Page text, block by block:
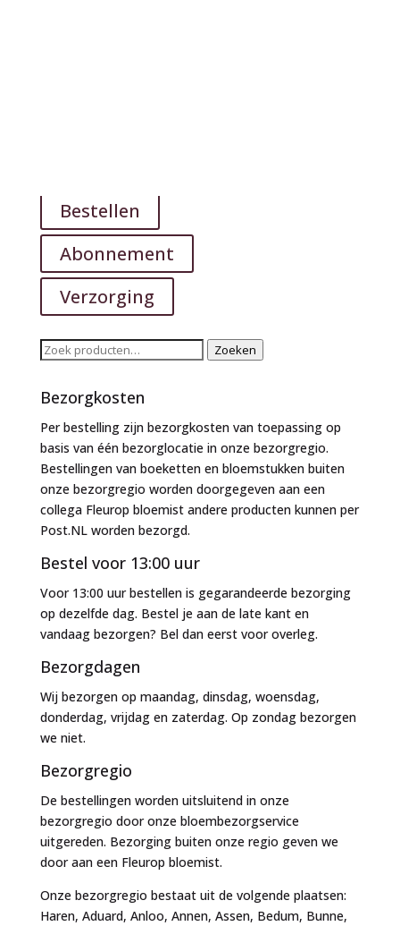
Bestellen
Abonnement
Verzorging
Zoeken
Zoeken
Bezorgkosten
Per bestelling zijn bezorgkosten van toepassing op
basis van één bezorglocatie in onze bezorgregio.
Bestellingen van boeketten en bloemstukken buiten
onze bezorgregio worden doorgegeven aan een
collega Fleurop bloemist andere producten kunnen per
Post.NL worden bezorgd.
Bestel voor 13:00 uur
Voor 13:00 uur bestellen is gegarandeerde bezorging
op dezelfde dag. Bestel je aan de late kant en
vandaag bezorgen? Bel dan eerst voor overleg.
Bezorgdagen
Wij bezorgen op maandag, dinsdag, woensdag,
donderdag, vrijdag en zaterdag. Op zondag bezorgen
we niet.
Bezorgregio
De bestellingen worden uitsluitend in onze
bezorgregio door onze bloembezorgservice
uitgereden. Bezorging buiten onze regio geven we
door aan een Fleurop bloemist.
Onze bezorgregio bestaat uit de volgende plaatsen:
Haren, Aduard, Anloo, Annen, Assen, Bedum, Bunne,